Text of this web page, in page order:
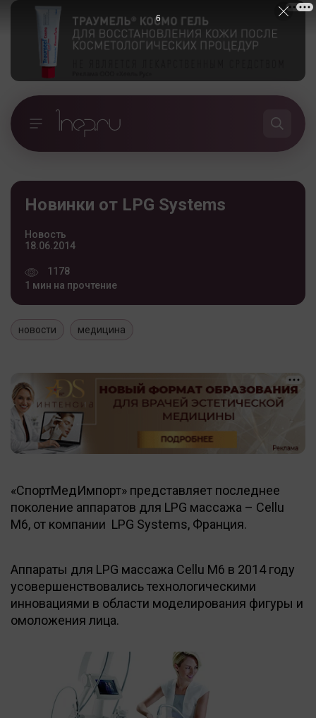
Новинки от LPG Systems
Новость
18.06.2014
1178
1 мин на прочтение
новости медицина
«СпортМедИмпорт» представляет последнее
поколение аппаратов для LPG массажа – Cellu
M6, от компании LPG Systems, Франция.
Аппараты для LPG массажа Cellu M6 в 2014 году
усовершенствовались технологическими
инновациями в области моделирования фигуры и
омоложения лица.
5